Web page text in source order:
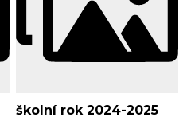
školní rok 2024-2025